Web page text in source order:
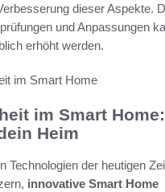
dieser Aspekte.
und Anpassungen
erhöht werden.
im Smart
Heim
Technologien der heutigen
innovative Smart Home